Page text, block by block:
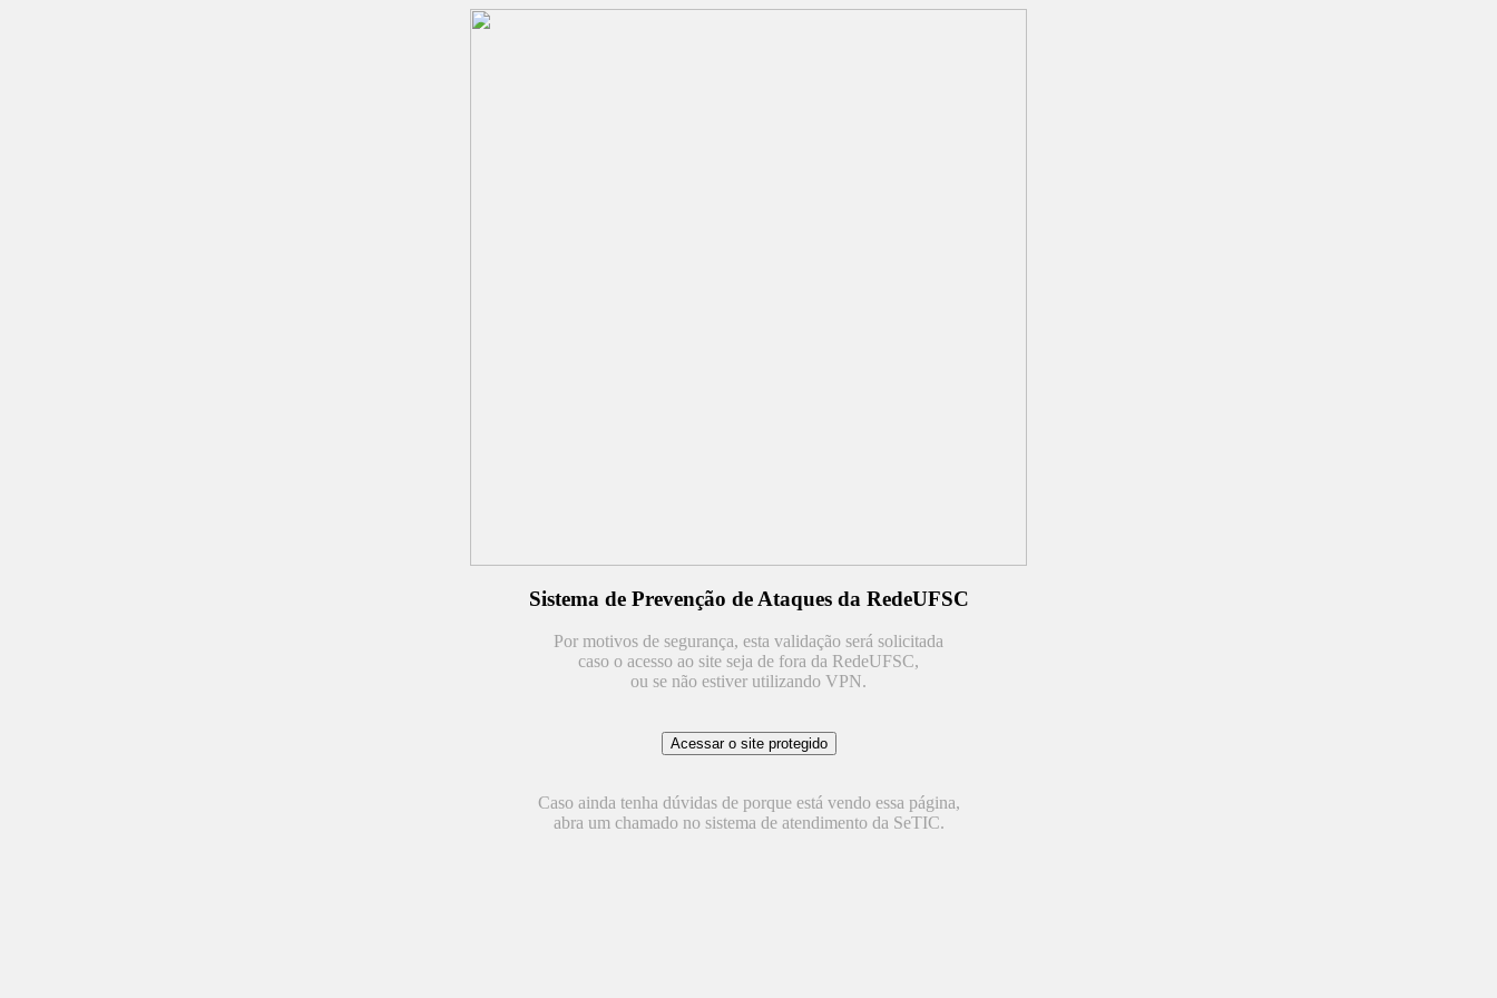
Sistema de Prevenção de Ataques da RedeUFSC
Por motivos de segurança, esta validação será solicitada
caso o acesso ao site seja de fora da RedeUFSC,
ou se não estiver utilizando VPN.
Caso ainda tenha dúvidas de porque está vendo essa página,
abra um chamado no sistema de atendimento da SeTIC.